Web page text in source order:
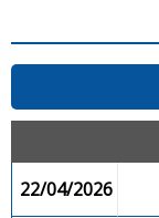
22/04/2026